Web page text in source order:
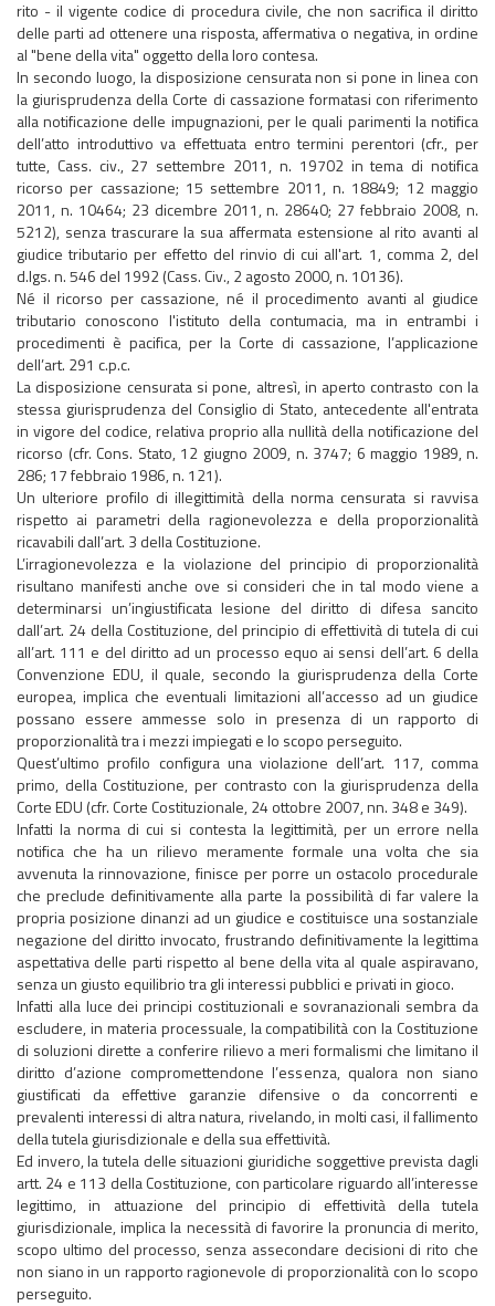
rito - il vigente codice di procedura civile, che non sacrifica il diritto
delle parti ad ottenere una risposta, affermativa o negativa, in ordine
al "bene della vita" oggetto della loro contesa.
In secondo luogo, la disposizione censurata non si pone in linea con
la giurisprudenza della Corte di cassazione formatasi con riferimento
alla notificazione delle impugnazioni, per le quali parimenti la notifica
dell’atto introduttivo va effettuata entro termini perentori (cfr., per
tutte, Cass. civ., 27 settembre 2011, n. 19702 in tema di notifica
ricorso per cassazione; 15 settembre 2011, n. 18849; 12 maggio
2011, n. 10464; 23 dicembre 2011, n. 28640; 27 febbraio 2008, n.
5212), senza trascurare la sua affermata estensione al rito avanti al
giudice tributario per effetto del rinvio di cui all'art. 1, comma 2, del
d.lgs. n. 546 del 1992 (Cass. Civ., 2 agosto 2000, n. 10136).
Né il ricorso per cassazione, né il procedimento avanti al giudice
tributario conoscono l'istituto della contumacia, ma in entrambi i
procedimenti è pacifica, per la Corte di cassazione, l’applicazione
dell’art. 291 c.p.c.
La disposizione censurata si pone, altresì, in aperto contrasto con la
stessa giurisprudenza del Consiglio di Stato, antecedente all'entrata
in vigore del codice, relativa proprio alla nullità della notificazione del
ricorso (cfr. Cons. Stato, 12 giugno 2009, n. 3747; 6 maggio 1989, n.
286; 17 febbraio 1986, n. 121).
Un ulteriore profilo di illegittimità della norma censurata si ravvisa
rispetto ai parametri della ragionevolezza e della proporzionalità
ricavabili dall’art. 3 della Costituzione.
L’irragionevolezza e la violazione del principio di proporzionalità
risultano manifesti anche ove si consideri che in tal modo viene a
determinarsi un’ingiustificata lesione del diritto di difesa sancito
dall’art. 24 della Costituzione, del principio di effettività di tutela di cui
all’art. 111 e del diritto ad un processo equo ai sensi dell’art. 6 della
Convenzione EDU, il quale, secondo la giurisprudenza della Corte
europea, implica che eventuali limitazioni all’accesso ad un giudice
possano essere ammesse solo in presenza di un rapporto di
proporzionalità tra i mezzi impiegati e lo scopo perseguito.
Quest’ultimo profilo configura una violazione dell’art. 117, comma
primo, della Costituzione, per contrasto con la giurisprudenza della
Corte EDU (cfr. Corte Costituzionale, 24 ottobre 2007, nn. 348 e 349).
Infatti la norma di cui si contesta la legittimità, per un errore nella
notifica che ha un rilievo meramente formale una volta che sia
avvenuta la rinnovazione, finisce per porre un ostacolo procedurale
che preclude definitivamente alla parte la possibilità di far valere la
propria posizione dinanzi ad un giudice e costituisce una sostanziale
negazione del diritto invocato, frustrando definitivamente la legittima
aspettativa delle parti rispetto al bene della vita al quale aspiravano,
senza un giusto equilibrio tra gli interessi pubblici e privati in gioco.
Infatti alla luce dei principi costituzionali e sovranazionali sembra da
escludere, in materia processuale, la compatibilità con la Costituzione
di soluzioni dirette a conferire rilievo a meri formalismi che limitano il
diritto d’azione compromettendone l’essenza, qualora non siano
giustificati da effettive garanzie difensive o da concorrenti e
prevalenti interessi di altra natura, rivelando, in molti casi, il fallimento
della tutela giurisdizionale e della sua effettività.
Ed invero, la tutela delle situazioni giuridiche soggettive prevista dagli
artt. 24 e 113 della Costituzione, con particolare riguardo all’interesse
legittimo, in attuazione del principio di effettività della tutela
giurisdizionale, implica la necessità di favorire la pronuncia di merito,
scopo ultimo del processo, senza assecondare decisioni di rito che
non siano in un rapporto ragionevole di proporzionalità con lo scopo
perseguito.